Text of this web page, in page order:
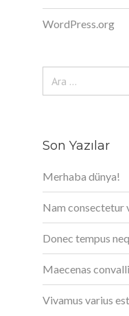
WordPress.org
Son Yazılar
Merhaba dünya!
Nam consectetur
Donec tempus
Maecenas
Vivamus varius